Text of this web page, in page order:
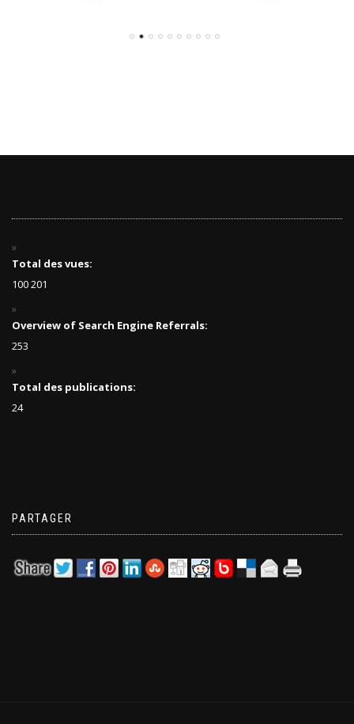
Total des vues:
100 201
Overview of Search Engine Referrals:
253
Total des publications:
24
PARTAGER